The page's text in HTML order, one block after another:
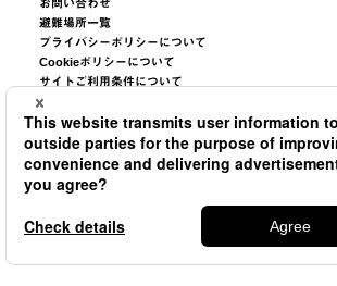
お問い合わせ
避難場所一覧
プライバシーポリシーについて
Cookieポリシーについて
サイトご利用条件について
サイトマップ
©2026
TSUNEISHI GROUP CORPORATION.